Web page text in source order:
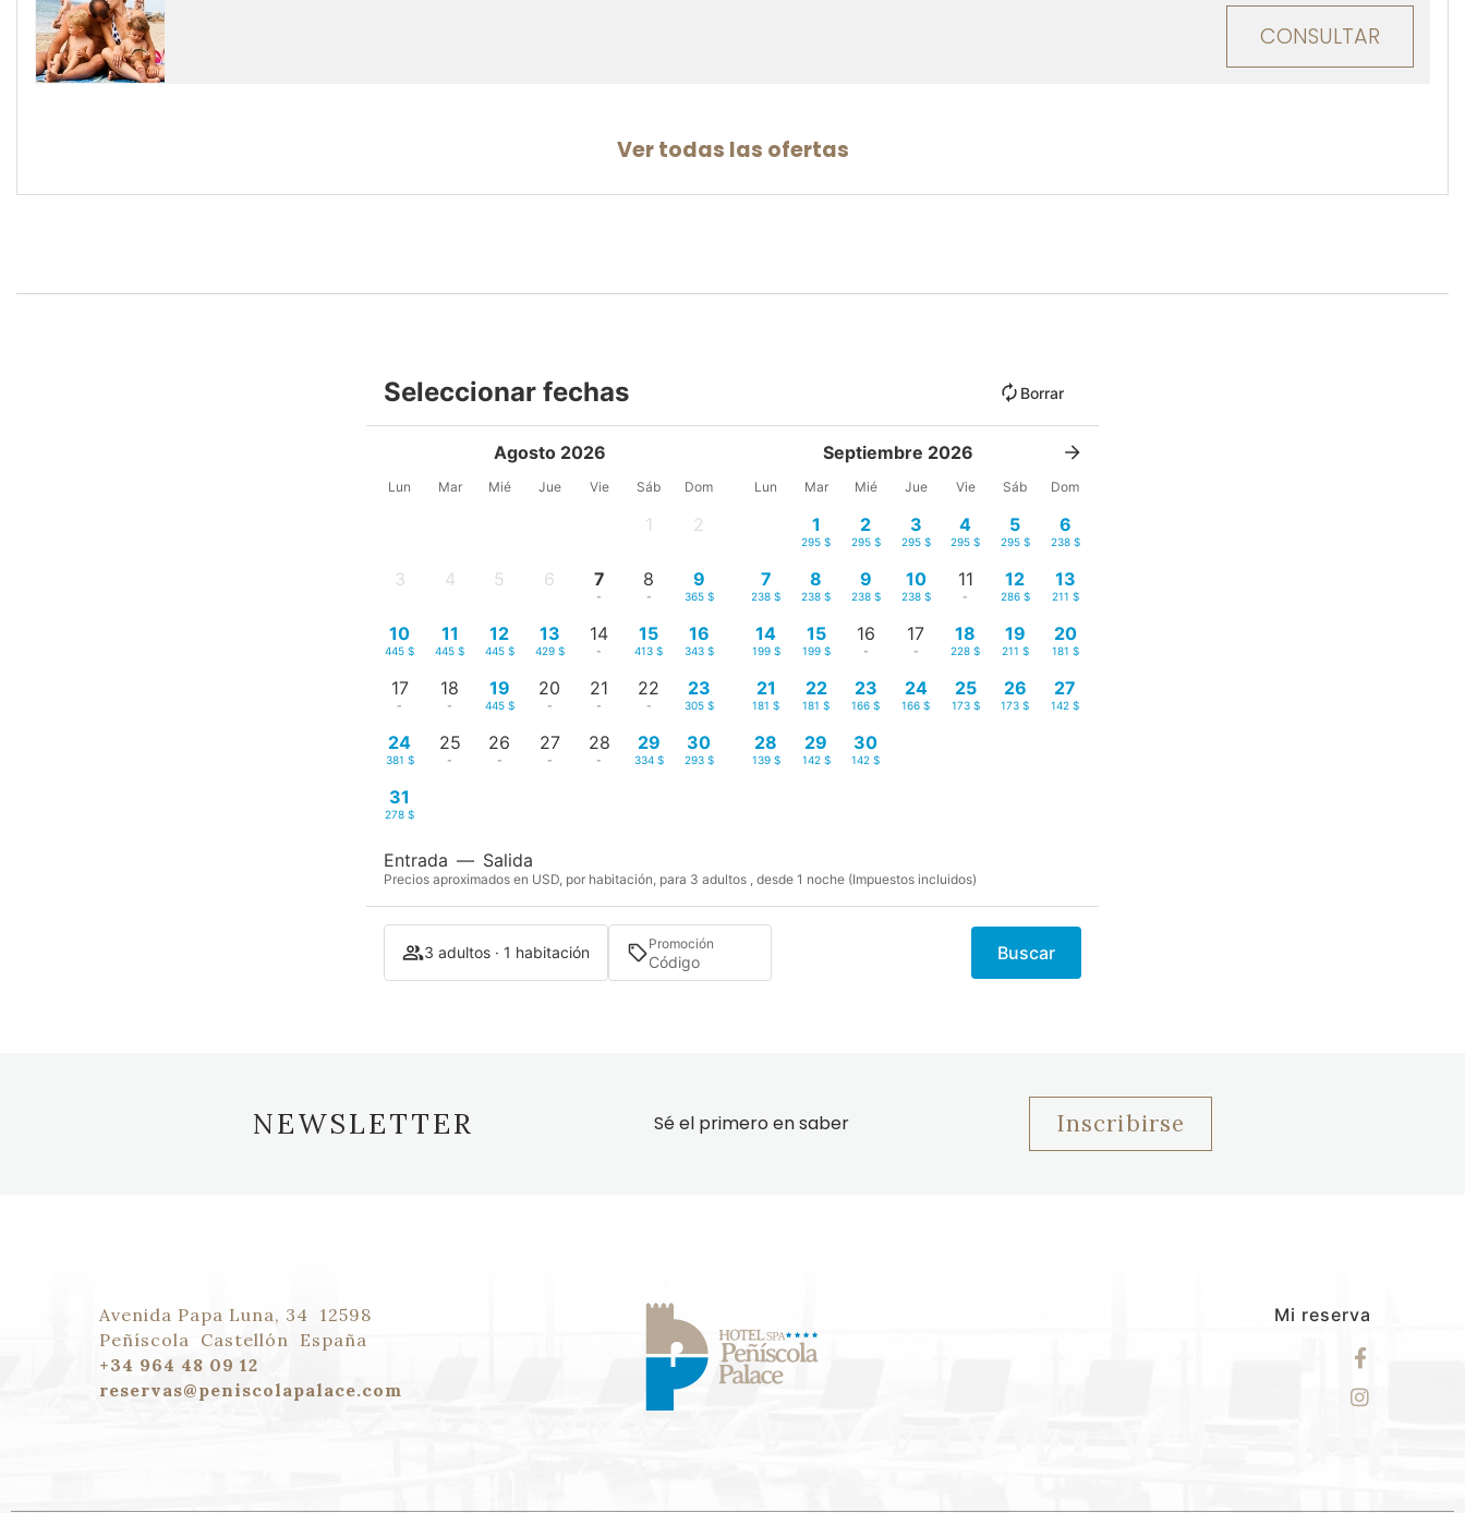
CONSULTAR
Ver todas las ofertas
Seleccionar fechas Borrar
Agosto 2026
Lun Mar Mié Jue Vie Sáb Dom
1 2
3 4 5 6 7
-
8
-
9
365 $
10
445 $
11
445 $
12
445 $
13
429 $
14
-
15
413 $
16
343 $
17
-
18
-
19
445 $
20
-
21
-
22
-
23
305 $
24
381 $
25
-
26
-
27
-
28
-
29
334 $
30
293 $
31
278 $
Septiembre 2026
Lun Mar Mié Jue Vie Sáb Dom
1
295 $
2
295 $
3
295 $
4
295 $
5
295 $
6
238 $
7
238 $
8
238 $
9
238 $
10
238 $
11
-
12
286 $
13
211 $
14
199 $
15
199 $
16
-
17
-
18
228 $
19
211 $
20
181 $
21
181 $
22
181 $
23
166 $
24
166 $
25
173 $
26
173 $
27
142 $
28
139 $
29
142 $
30
142 $
Entrada — Salida
Precios aproximados en USD, por habitación, para 3 adultos , desde 1 noche (Impuestos incluidos)
3 adultos · 1 habitación Promoción Buscar
NEWSLETTER Sé el primero en saber Inscribirse
Avenida Papa Luna, 34 12598
Peñíscola Castellón España
+34 964 48 09 12
reservas@peniscolapalace.com
Mi reserva